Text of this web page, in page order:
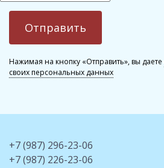
Нажимая на кнопку «Отправить», вы даете
своих персональных данных
+7 (987) 296-23-06
+7 (987) 226-23-06